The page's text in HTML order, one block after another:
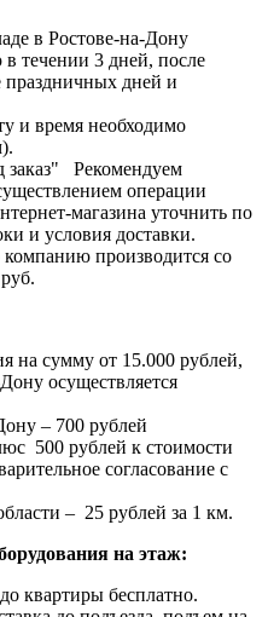
в Ростове-на-Дону
течении 3 дней, после
праздничных дней и
и время необходимо
Рекомендуем
операции
магазина уточнить по
и условия доставки.
производится со
на сумму от 15.000 рублей,
осуществляется
– 700 рублей
500 рублей к стоимости
согласование с
– 25 рублей за 1 км.
на этаж:
квартиры бесплатно.